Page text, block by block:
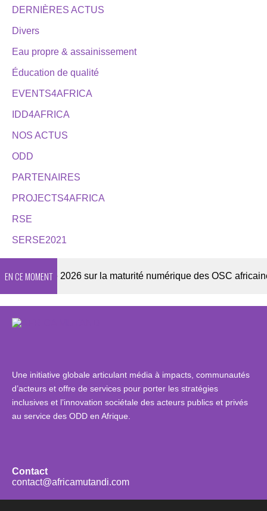
DERNIÈRES ACTUS
Divers
Eau propre & assainissement
Éducation de qualité
EVENTS4AFRICA
IDD4AFRICA
NOS ACTUS
ODD
PARTENAIRES
PROJECTS4AFRICA
RSE
SERSE2021
EN CE MOMENT
Enquête 2026 sur la maturité numérique des OSC africaines
Une initiative globale articulant média à impacts, communautés
d’acteurs et offre de services pour porter les stratégies
inclusives et l’innovation sociétale des acteurs publics et privés
au service des ODD en Afrique.
Contact
contact@africamutandi.com